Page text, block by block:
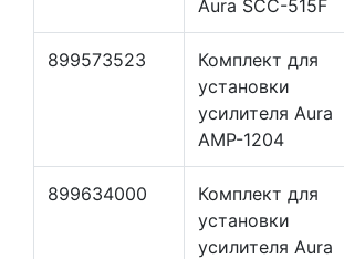
Aura SCC-515F
899573523
Комплект для
установки
усилителя Aura
AMP-1204
899634000
Комплект для
установки
усилителя Aura